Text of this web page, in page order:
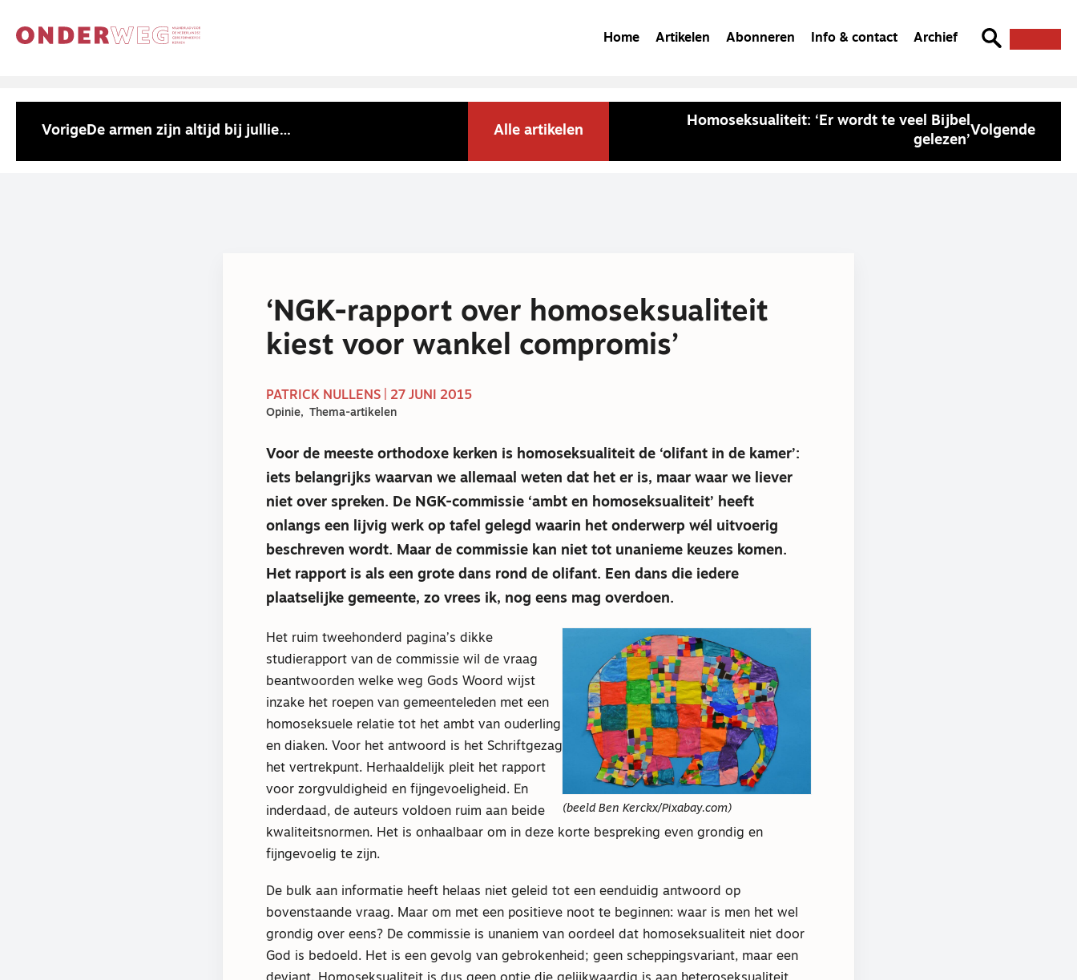
Home Artikelen Abonneren Info & contact Archief
VorigeDe armen zijn altijd bij jullie… Alle artikelen
Homoseksualiteit: ‘Er wordt te veel Bijbel
gelezen’
Volgende
‘NGK-rapport over homoseksualiteit
kiest voor wankel compromis’
PATRICK NULLENS | 27 JUNI 2015
Opinie Thema-artikelen
Voor de meeste orthodoxe kerken is homoseksualiteit de ‘olifant in de kamer’:
iets belangrijks waarvan we allemaal weten dat het er is, maar waar we liever
niet over spreken. De NGK-commissie ‘ambt en homoseksualiteit’ heeft
onlangs een lijvig werk op tafel gelegd waarin het onderwerp wél uitvoerig
beschreven wordt. Maar de commissie kan niet tot unanieme keuzes komen.
Het rapport is als een grote dans rond de olifant. Een dans die iedere
plaatselijke gemeente, zo vrees ik, nog eens mag overdoen.
(beeld Ben Kerckx/Pixabay.com)
Het ruim tweehonderd pagina’s dikke
studierapport van de commissie wil de vraag
beantwoorden welke weg Gods Woord wijst
inzake het roepen van gemeenteleden met een
homoseksuele relatie tot het ambt van ouderling
en diaken. Voor het antwoord is het Schriftgezag
het vertrekpunt. Herhaaldelijk pleit het rapport
voor zorgvuldigheid en fijngevoeligheid. En
inderdaad, de auteurs voldoen ruim aan beide
kwaliteitsnormen. Het is onhaalbaar om in deze korte bespreking even grondig en
fijngevoelig te zijn.
De bulk aan informatie heeft helaas niet geleid tot een eenduidig antwoord op
bovenstaande vraag. Maar om met een positieve noot te beginnen: waar is men het wel
grondig over eens? De commissie is unaniem van oordeel dat homoseksualiteit niet door
God is bedoeld. Het is een gevolg van gebrokenheid; geen scheppingsvariant, maar een